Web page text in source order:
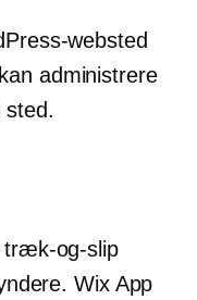
websted
administrere
sted.
træk-og-slip
Wix App